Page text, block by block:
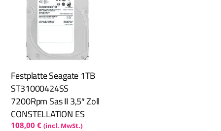
Festplatte Seagate 1TB
ST31000424SS
7200Rpm Sas II 3,5″ Zoll
CONSTELLATION ES
108,00€ (incl. MwSt.)